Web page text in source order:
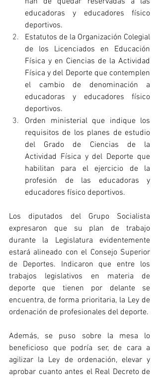
educadoras y educadores físico
deportivos.
Estatutos de la Organización Colegial
de los Licenciados en Educación
Física y en Ciencias de la Actividad
Física y del Deporte que contemplen
el cambio de denominación a
educadoras y educadores físico
deportivos.
Orden ministerial que indique los
requisitos de los planes de estudio
del Grado de Ciencias de la
Actividad Física y del Deporte que
habilitan para el ejercicio de la
profesión de las educadoras y
educadores físico deportivos.
Los diputados del Grupo Socialista
expresaron que su plan de trabajo
durante la Legislatura evidentemente
estará alineado con el Consejo Superior
de Deportes. Indicaron que entre los
trabajos legislativos en materia de
deporte que tienen por delante se
encuentra, de forma prioritaria, la Ley de
ordenación de profesionales del deporte.
Además, se puso sobre la mesa lo
beneficioso que podría ser, de cara a
agilizar la Ley de ordenación, elevar y
aprobar cuanto antes el Real Decreto de